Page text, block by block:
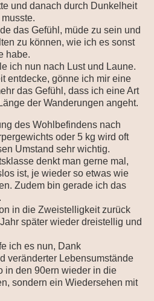
und danach durch Dunkelheit
das Gefühl, müde zu sein und
zu können, wie ich es sonst
habe.
ich nun nach Lust und Laune.
entdecke, gönne ich mir eine
das Gefühl, dass ich eine Art
der Wanderungen angeht.
des Wohlbefindens nach
oder 5 kg wird oft
Umstand sehr wichtig.
denkt man gerne mal,
ist, je wieder so etwas wie
Zudem bin gerade ich das
in die Zweistelligkeit zurück
später wieder dreistellig und
ich es nun, Dank
veränderter Lebensumstände
in den 90ern wieder in die
sondern ein Wiedersehen mit